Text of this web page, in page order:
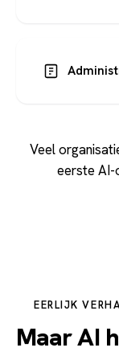
Veel
eerste AI-
EERLIJK
Maar AI